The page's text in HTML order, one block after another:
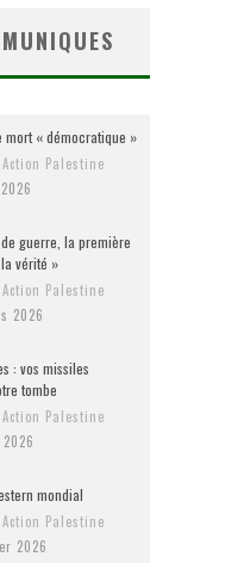
mort « démocratique »
Action Palestine
de guerre, la première
vérité »
Action Palestine
2026
: vos missiles
tombe
Action Palestine
mondial
Action Palestine
2026